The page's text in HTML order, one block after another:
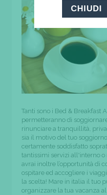
Tanti sono i Bed & Breakfast
permetteranno di
rinunciare a tranquillità,
sia il motivo del tuo
certamente soddisfatto
tantissimi servizi all'interno
avrai inoltre l’opportunità di
ospitare ed accogliere i
la scelta! Mare in italia il tuo
organizzare la tua vacanza
CHIUDI